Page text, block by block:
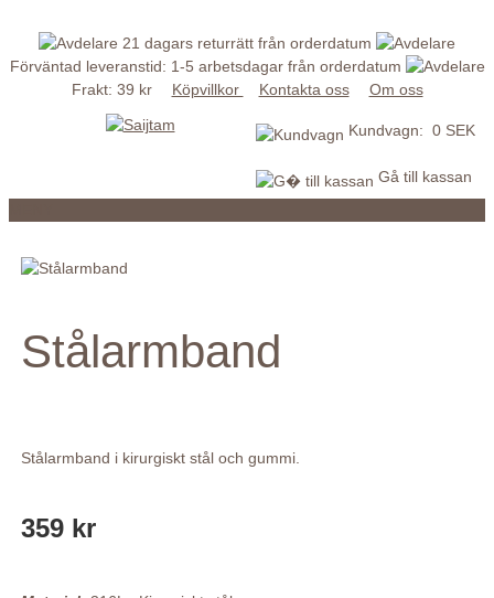
21 dagars returrätt från orderdatum
Förväntad leveranstid: 1-5 arbetsdagar från orderdatum
Frakt: 39 kr
Köpvillkor Kontakta oss Om oss
Kundvagn: 0 SEK
Gå till kassan
Stålarmband
Stålarmband i kirurgiskt stål och gummi.
359 kr